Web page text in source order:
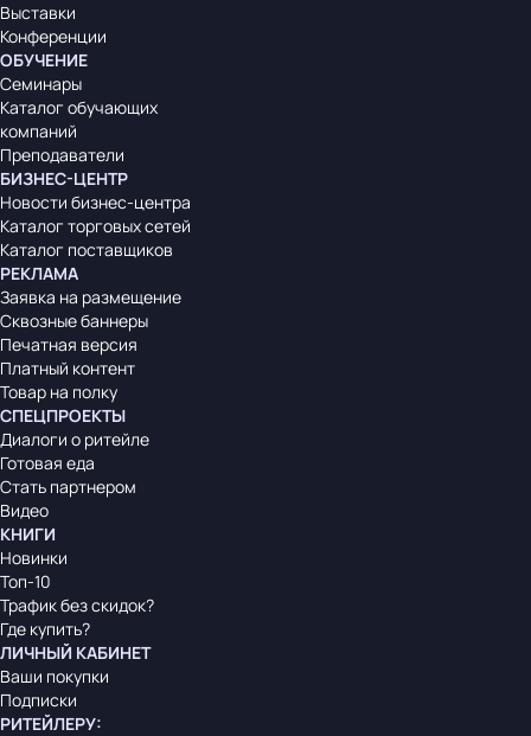
Выставки
Конференции
ОБУЧЕНИЕ
Семинары
Каталог обучающих
компаний
Преподаватели
БИЗНЕС-ЦЕНТР
Новости бизнес-центра
Каталог торговых сетей
Каталог поставщиков
РЕКЛАМА
Заявка на размещение
Сквозные баннеры
Печатная версия
Платный контент
Товар на полку
СПЕЦПРОЕКТЫ
Диалоги о ритейле
Готовая еда
Стать партнером
Видео
КНИГИ
Новинки
Топ-10
Трафик без скидок?
Где купить?
ЛИЧНЫЙ КАБИНЕТ
Ваши покупки
Подписки
РИТЕЙЛЕРУ: